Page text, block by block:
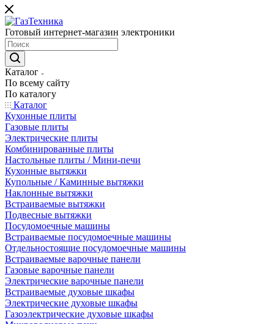
Готовый интернет-магазин электроники
Каталог
По всему сайту
По каталогу
Каталог
Кухонные плиты
Газовые плиты
Электрические плиты
Комбинированные плиты
Настольные плиты / Мини-печи
Кухонные вытяжки
Купольные / Каминные вытяжки
Наклонные вытяжки
Встраиваемые вытяжки
Подвесные вытяжки
Посудомоечные машины
Встраиваемые посудомоечные машины
Отдельностоящие посудомоечные машины
Встраиваемые варочные панели
Газовые варочные панели
Электрические варочные панели
Встраиваемые духовые шкафы
Электрические духовые шкафы
Газоэлектрические духовые шкафы